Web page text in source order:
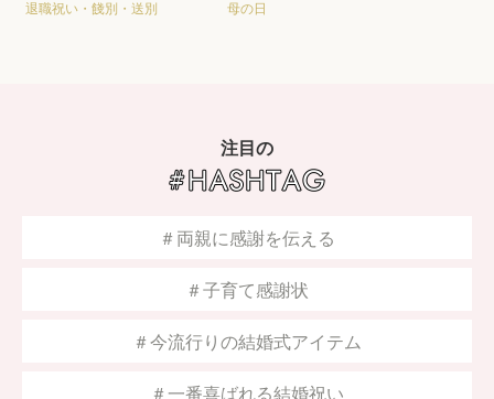
退職祝い・餞別・送別 母の日
注目の
＃両親に感謝を伝える
＃子育て感謝状
＃今流行りの結婚式アイテム
＃一番喜ばれる結婚祝い